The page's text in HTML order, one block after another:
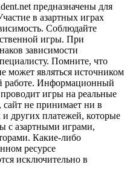
предназначены для
в азартных играх
Соблюдайте
игры. При
зависимости
Помните, что
может являться источником
работе. Информационный
игры на реальные
не принимает ни в
других платежей, которые
с азартными играми,
Какие-либо
ресурсе
исключительно в